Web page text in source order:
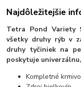
Najdôležitejšie
Tetra Pond Variety
všetky druhy rýb v
druhy tyčiniek na
poskytuje
Kompletné krmivo